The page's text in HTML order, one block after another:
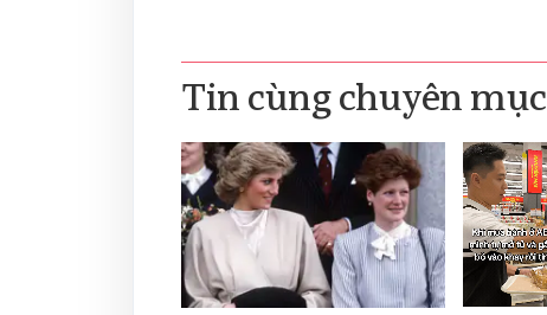
Tin cùng chuyên mục